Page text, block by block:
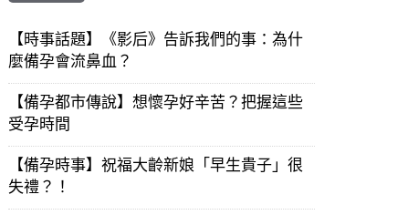
【時事話題】《影后》告訴我們的事：為什
麼備孕會流鼻血？
【備孕都市傳說】想懷孕好辛苦？把握這些
受孕時間
【備孕時事】祝福大齡新娘「早生貴子」很
失禮？！